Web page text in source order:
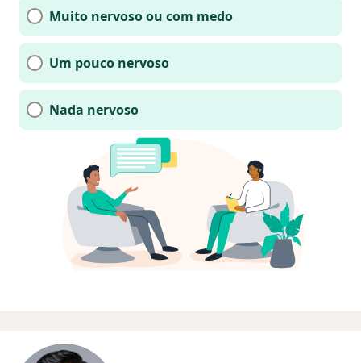
Muito nervoso ou com medo
Um pouco nervoso
Nada nervoso